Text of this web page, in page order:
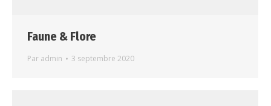
Faune & Flore
Par admin 3 septembre 2020